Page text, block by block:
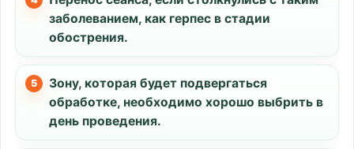
заболеванием, как герпес в стадии
обострения.
Зону, которая будет подвергаться
обработке, необходимо хорошо выбрить в
день проведения.